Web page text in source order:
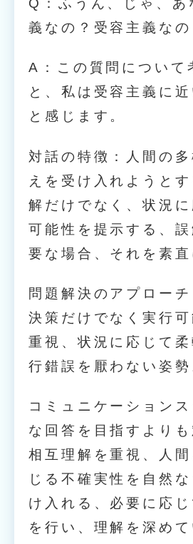
Q：ふうん、じゃ、あ
義なの？受容主義なの
A：この質問について
と、私は受容主義に
と感じます。
対話の特徴：人間の
えを受け入れようと
解だけでなく、状況
可能性を提示する、
要な場合、それを素直
問題解決のアプロー
決策だけでなく実行
重視、状況に応じて
行錯誤を厭わない姿勢
コミュニケーション
な回答を目指すより
相互理解を重視、人
じる不確実性を自然
け入れる、必要に応
を行い、理解を深めて